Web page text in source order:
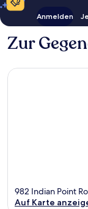
Anmelden
Zur
982 Indian Point
Auf Karte